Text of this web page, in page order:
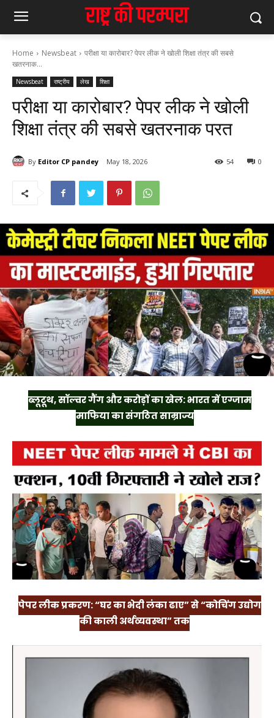
Home Newsbeat
परीक्षा या कारोबार? पेपर लीक ने खोली शिक्षा तंत्र की सबसे
खतरनाक...
Newsbeat राष्ट्रीय लेख शिक्षा
परीक्षा या कारोबार? पेपर लीक ने खोली
शिक्षा तंत्र की सबसे खतरनाक परत
By Editor CP pandey May 18, 2026 0
54
ब्लूटूथ, सॉल्वर गैंग और करोड़ों का खेल: भारत में एग्जाम
माफिया का संगठित साम्राज्य
पेपर लीक प्रकरण: “घर का भेदी लंका ढाए” से “कोचिंग उद्योग
की काली अर्थव्यवस्था” तक